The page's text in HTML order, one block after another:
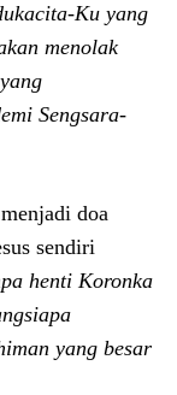
Ku yang
menolak
Sengsara-
doa
sendiri
henti Koronka
yang besar